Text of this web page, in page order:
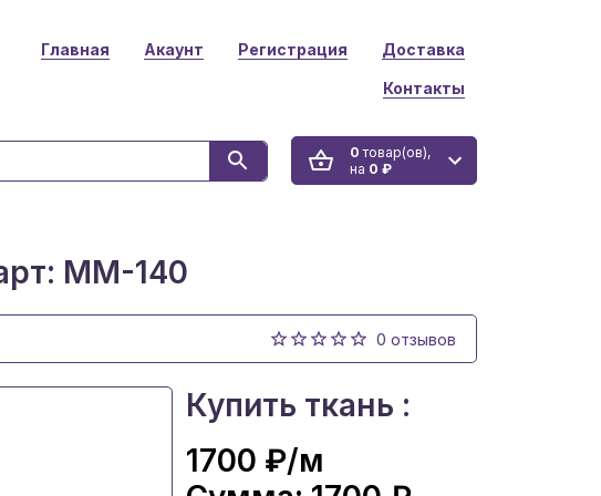
Главная Акаунт Регистрация Доставка
Контакты
0 товар(ов),
на 0 ₽
MM-140
0 отзывов
Купить ткань :
1700 ₽/м